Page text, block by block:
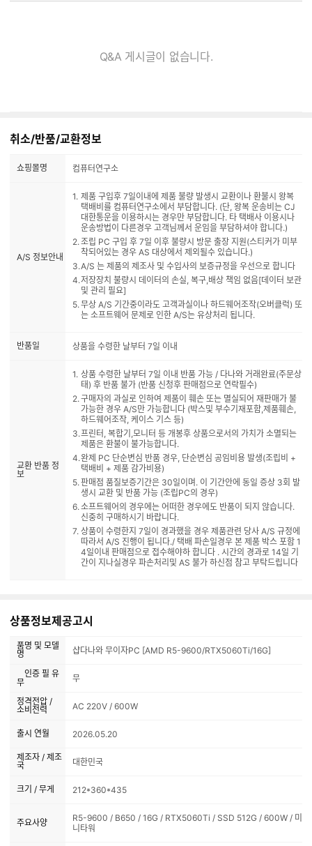
Q&A 게시글이 없습니다.
취소/반품/교환정보
쇼핑몰명 컴퓨터연구소
A/S 정보안내
제품 구입후 7일이내에 제품 불량 발생시 교환이나 환불시 왕복
택배비를 컴퓨터연구소에서 부담합니다. (단, 왕복 운송비는 CJ
대한통운을 이용하시는 경우만 부담합니다. 타 택배사 이용시나
운송방법이 다른경우 고객님께서 운임을 부담하셔야 합니다.)
조립 PC 구입 후 7일 이후 불량시 방문 출장 지원(스티커가 미부
착되어있는 경우 AS 대상에서 제외될수 있습니다.)
A/S 는 제품의 제조사 및 수입사의 보증규정을 우선으로 합니다
저장장치 불량시 데이터의 손실, 복구,배상 책임 없음[데이터 보관
및 관리 필요]
무상 A/S 기간중이라도 고객과실이나 하드웨어조작(오버클럭) 또
는 소프트웨어 문제로 인한 A/S는 유상처리 됩니다.
반품일 상품을 수령한 날부터 7일 이내
교환 반품 정
보
상품 수령한 날부터 7일 이내 반품 가능 / 다나와 거래완료(주문상
태) 후 반품 불가 (반품 신청후 판매점으로 연락필수)
구매자의 과실로 인하여 제품이 훼손 또는 멸실되어 재판매가 불
가능한 경우 A/S만 가능합니다 (박스및 부수기재포함,제품훼손,
하드웨어조작, 케이스 기스 등)
프린터, 복합기,모니터 등 개봉후 상품으로서의 가치가 소멸되는
제품은 환불이 불가능합니다.
완제 PC 단순변심 반품 경우, 단순변심 공임비용 발생(조립비 +
택배비 + 제품 감가비용)
판매점 품질보증기간은 30일이며. 이 기간안에 동일 증상 3회 발
생시 교환 및 반품 가능 (조립PC의 경우)
소프트웨어의 경우에는 어떠한 경우에도 반품이 되지 않습니다.
신중히 구매하시기 바랍니다.
상품이 수령한지 7일이 경과했을 경우 제품관련 당사 A/S 규정에
따라서 A/S 진행이 됩니다./ 택배 파손일경우 본 제품 박스 포함 1
4일이내 판매점으로 접수해야하 합니다 . 시간의 경과로 14일 기
간이 지나실경우 파손처리및 AS 불가 하신점 참고 부탁드립니다
상품정보제공고시
품명 및 모델
명
샵다나와 무이자PC [AMD R5-9600/RTX5060Ti/16G]
인증 필 유
무
무
정격전압 /
소비전력
AC 220V / 600W
출시 연월 2026.05.20
제조자 / 제조
국
대한민국
크기 / 무게 212*360*435
주요사양
R5-9600 / B650 / 16G / RTX5060Ti / SSD 512G / 600W / 미
니타워